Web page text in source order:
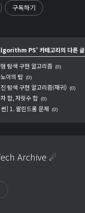
구독하기
PS' 카테고리의 다른 글
탐색 구현 알고리즘 (0)
이의 탑 (0)
탐색 구현 알고리즘(재귀)
(0)
합, 자릿수 합 (0)
] 1. 팔린드롬 문제
(0)
Archive ☄︎